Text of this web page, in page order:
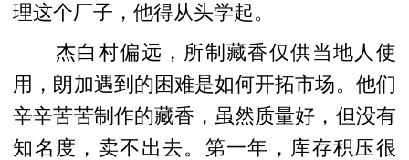
理这个厂子，他得从头学起。
杰白村偏远，所制藏香仅供当地人使
用，朗加遇到的困难是如何开拓市场。他们
辛辛苦苦制作的藏香，虽然质量好，但没有
知名度，卖不出去。第一年，库存积压很